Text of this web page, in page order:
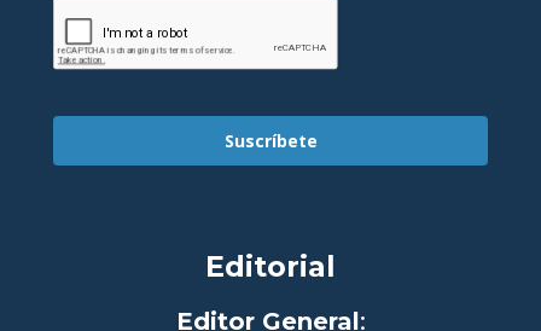
Suscríbete
Editorial
Editor General: